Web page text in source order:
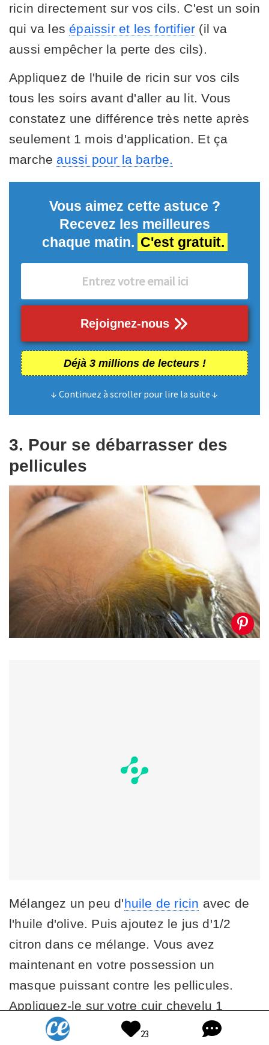
ricin directement sur vos cils. C'est un soin
qui va les épaissir et les fortifier (il va
aussi empêcher la perte des cils).
Appliquez de l'huile de ricin sur vos cils
tous les soirs avant d'aller au lit. Vous
constatez une différence très nette après
seulement 1 mois d'application. Et ça
marche aussi pour la barbe.
Vous aimez cette astuce ?
Recevez les meilleures
chaque matin. C'est gratuit.
Rejoignez-nous
Déjà 3 millions de lecteurs !
↓ Continuez à scroller pour lire la suite ↓
3. Pour se débarrasser des
pellicules
Mélangez un peu d'huile de ricin avec de
l'huile d'olive. Puis ajoutez le jus d'1/2
citron dans ce mélange. Vous avez
maintenant en votre possession un
masque puissant contre les pellicules.
Appliquez-le sur votre cuir chevelu 1
heure avant le shampoing. Faites ce
23